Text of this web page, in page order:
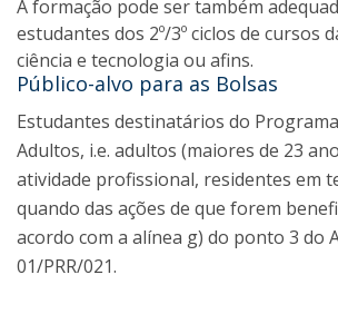
A formação pode ser também
estudantes dos 2º/3º ciclos de cursos
ciência e tecnologia ou afins.
Público-alvo para as Bolsas
Estudantes destinatários do
Adultos, i.e. adultos (maiores de 23
atividade profissional, residentes em
quando das ações de que forem
acordo com a alínea g) do ponto 3 do
01/PRR/021.